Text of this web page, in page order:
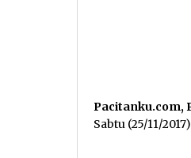
Pacitanku.com,
Sabtu (25/11/